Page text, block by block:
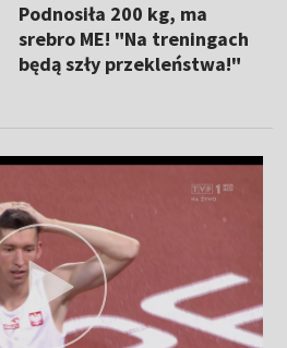
Podnosiła 200 kg, ma
srebro ME! "Na treningach
będą szły przekleństwa!"